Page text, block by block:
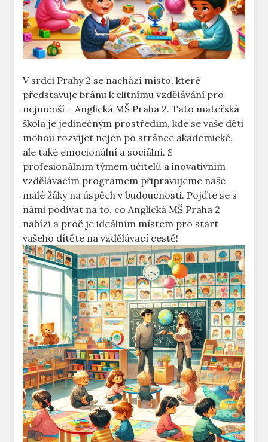
V srdci Prahy 2 se nachází místo, které
představuje bránu k elitnímu vzdělávání pro
nejmenší – Anglická MŠ Praha 2. Tato mateřská
škola je jedinečným prostředím, kde se vaše děti
mohou rozvíjet nejen po stránce akademické,
ale také emocionální a sociální. S
profesionálním týmem učitelů a inovativním
vzdělávacím programem připravujeme naše
malé žáky na úspěch v budoucnosti. Pojďte se s
námi podívat na to, co Anglická MŠ Praha 2
nabízí a proč je ideálním místem pro start
vašeho dítěte na vzdělávací cestě!